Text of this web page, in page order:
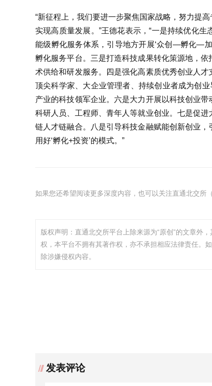
“新征程上，我们要进一步聚焦国家战略，努力提
实现高质量发展。”王德花表示，“一是持续优化
能级孵化服务体系，引导地方开展‘众创—孵化—
孵化服务平台。三是打造科技成果转化策源地，
术供给和研发服务。四是强化高素质优秀创业人
顶尖科学家、大企业管理者、持续创业者成为创
产业的科技领军企业。六是大力开展以科技创业
科研人员、工程师、青年人等就业创业。七是促
链人才链融合。八是引导科技金融赋能创新创业
用好‘孵化+投资’的模式。”
如果您还希望阅读更多深度内容，也可以关注直通北交所
版权声明：直通北交所平台上除来源为“原创”的文章外
权，本平台不拥有其著作权，亦不承担相应法律责任。
除涉嫌侵权内容。
发表评论